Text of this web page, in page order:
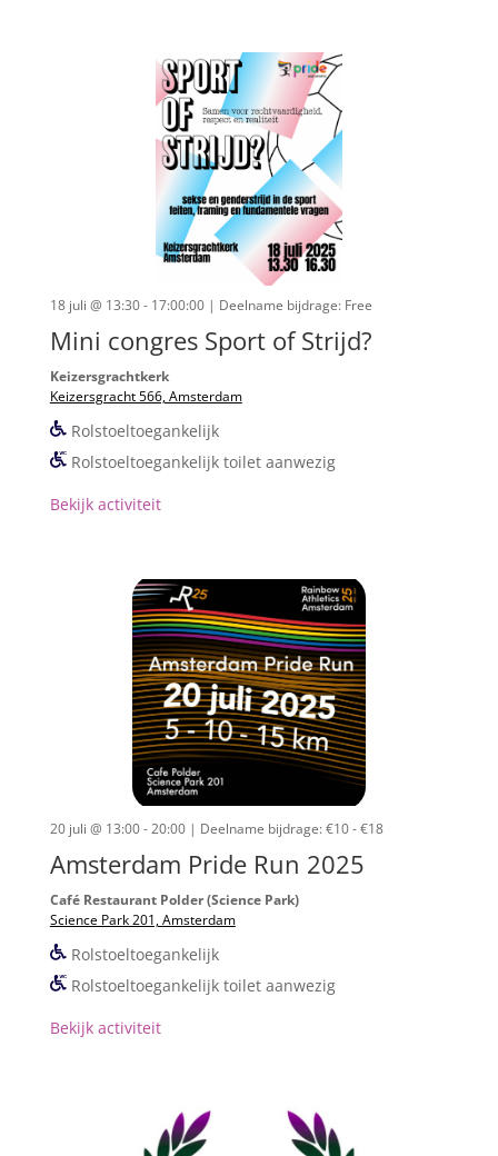
18 juli @ 13:30 - 17:00:00 | Deelname bijdrage: Free
Mini congres Sport of Strijd?
Keizersgrachtkerk
Keizersgracht 566, Amsterdam
Rolstoeltoegankelijk
Rolstoeltoegankelijk toilet aanwezig
Bekijk activiteit
20 juli @ 13:00 - 20:00 | Deelname bijdrage: €10 - €18
Amsterdam Pride Run 2025
Café Restaurant Polder (Science Park)
Science Park 201, Amsterdam
Rolstoeltoegankelijk
Rolstoeltoegankelijk toilet aanwezig
Bekijk activiteit